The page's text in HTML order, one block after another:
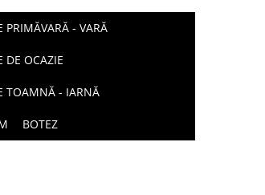
PRIMĂVARĂ - VARĂ
DE OCAZIE
TOAMNĂ - IARNĂ
BOTEZ